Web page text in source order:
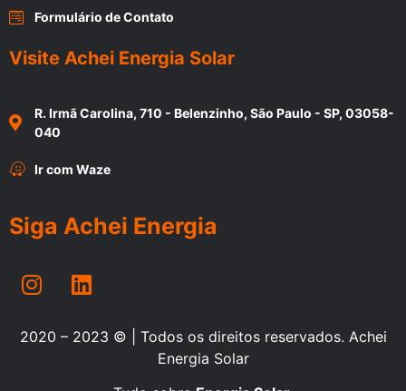
Formulário de Contato
Visite Achei Energia Solar
R. Irmã Carolina, 710 - Belenzinho, São Paulo - SP, 03058-
040
Ir com Waze
Siga Achei Energia
2020 – 2023 © | Todos os direitos reservados. Achei
Energia Solar